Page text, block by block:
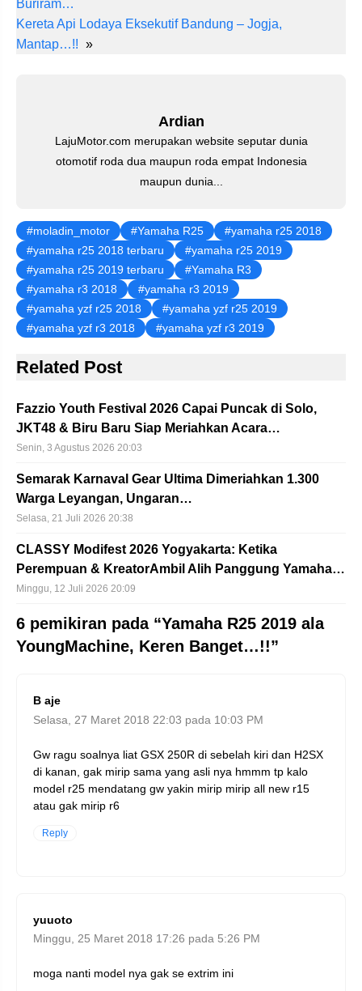
e
st
e
b
er s
gr
e
Buriram…
Kereta Api Lodaya Eksekutif Bandung – Jogja,
Mantap…!! »
Ardian
LajuMotor.com merupakan website seputar dunia
otomotif roda dua maupun roda empat Indonesia
maupun dunia...
moladin_motor Yamaha R25
yamaha r25 2018
yamaha r25 2018 terbaru
yamaha r25 2019
yamaha r25 2019 terbaru
Yamaha R3
yamaha r3 2018
yamaha r3 2019
yamaha yzf r25 2018
yamaha yzf r25 2019
yamaha yzf r3 2018
yamaha yzf r3 2019
Related Post
Fazzio Youth Festival 2026 Capai Puncak di Solo,
JKT48 & Biru Baru Siap Meriahkan Acara…
Senin, 3 Agustus 2026 20:03
Semarak Karnaval Gear Ultima Dimeriahkan 1.300
Warga Leyangan, Ungaran…
Selasa, 21 Juli 2026 20:38
CLASSY Modifest 2026 Yogyakarta: Ketika
Perempuan & KreatorAmbil Alih Panggung Yamaha…
Minggu, 12 Juli 2026 20:09
6 pemikiran pada “Yamaha R25 2019 ala
YoungMachine, Keren Banget…!!”
B aje
Selasa, 27 Maret 2018 22:03 pada 10:03 PM
Gw ragu soalnya liat GSX 250R di sebelah kiri dan H2SX
di kanan, gak mirip sama yang asli nya hmmm tp kalo
model r25 mendatang gw yakin mirip mirip all new r15
atau gak mirip r6
Reply
yuuoto
Minggu, 25 Maret 2018 17:26 pada 5:26 PM
moga nanti model nya gak se extrim ini